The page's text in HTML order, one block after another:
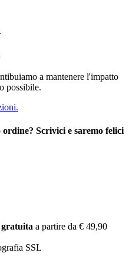
a mantenere l'impatto
possibile.
Scrivici e saremo felici
a partire da € 49,90
SSL